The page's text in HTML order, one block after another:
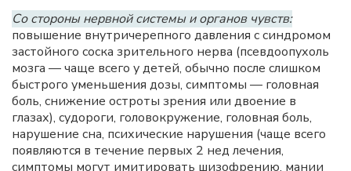
Со стороны нервной системы и органов чувств:
повышение внутричерепного давления с синдромом
застойного соска зрительного нерва (псевдоопухоль
мозга — чаще всего у детей, обычно после слишком
быстрого уменьшения дозы, симптомы — головная
боль, снижение остроты зрения или двоение в
глазах), судороги, головокружение, головная боль,
нарушение сна, психические нарушения (чаще всего
появляются в течение первых 2 нед лечения,
симптомы могут имитировать шизофрению, мании